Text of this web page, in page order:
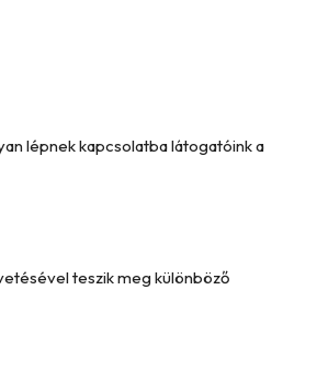
lépnek kapcsolatba látogatóink a
teszik meg különböző